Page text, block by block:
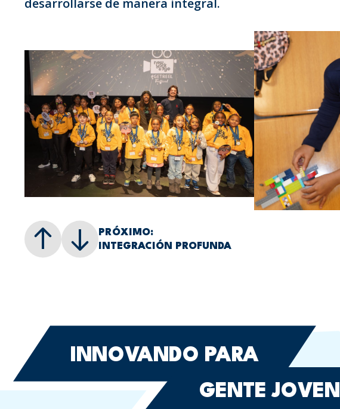
desarrollarse de manera integral.
ANTERIOR
PRÓXIMO:
INTEGRACIÓN PROFUNDA
INNOVANDO PARA
GENTE JOVEN